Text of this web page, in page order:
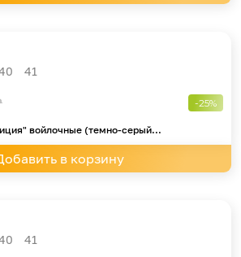
41
-25%
войлочные (темно-серый...
в корзину
41